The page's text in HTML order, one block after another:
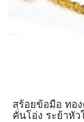
สร้อยข้อมือ ทอ
คั่นโอ่ง ระย้าหัว